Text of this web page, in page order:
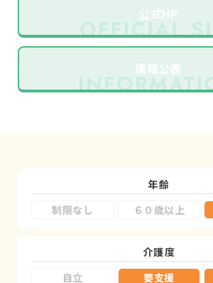
公式HP
情報公表
年齢
制限なし
６０歳以上
介護度
自立
要支援